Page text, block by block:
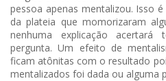
pessoa apenas mentalizou. Isso
da plateia que momorizaram
nenhuma explicação acertará
pergunta. Um efeito de
ficam atônitas com o resultado
mentalizados foi dada ou alguma